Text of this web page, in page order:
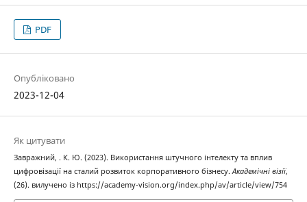
PDF
Опубліковано
2023-12-04
Як цитувати
Завражний, . К. Ю. (2023). Використання штучного інтелекту та вплив
цифровізації на сталий розвиток корпоративного бізнесу.Академічні візії,
(26). вилучено із https://academy-vision.org/index.php/av/article/view/754